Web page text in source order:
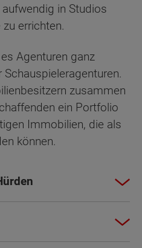
in Studios
errichten.
Agenturen ganz
zusammen
ein Portfolio
Immobilien, die als
können.